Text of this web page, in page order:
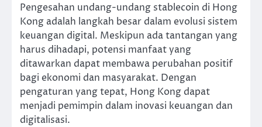
Pengesahan undang-undang stablecoin di Hong
Kong adalah langkah besar dalam evolusi sistem
keuangan digital. Meskipun ada tantangan yang
harus dihadapi, potensi manfaat yang
ditawarkan dapat membawa perubahan positif
bagi ekonomi dan masyarakat. Dengan
pengaturan yang tepat, Hong Kong dapat
menjadi pemimpin dalam inovasi keuangan dan
digitalisasi.